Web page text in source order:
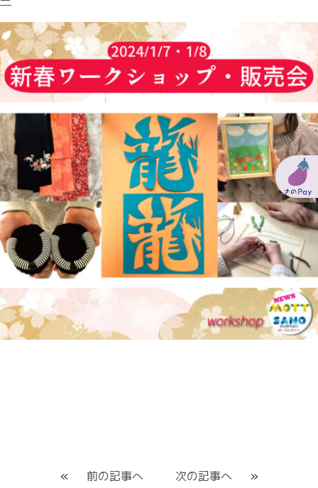
« 前の記事へ 次の記事へ »